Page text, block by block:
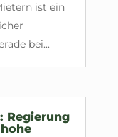
ist ein
bei...
Regierung